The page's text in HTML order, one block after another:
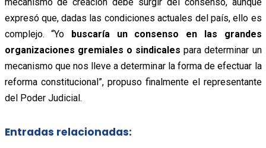
expresó que, dadas las condiciones actuales del país, ello es
complejo. “Yo buscaría un consenso en las grandes
organizaciones gremiales o sindicales para determinar un
mecanismo que nos lleve a determinar la forma de efectuar la
reforma constitucional”, propuso finalmente el representante
del Poder Judicial.
Entradas relacionadas: